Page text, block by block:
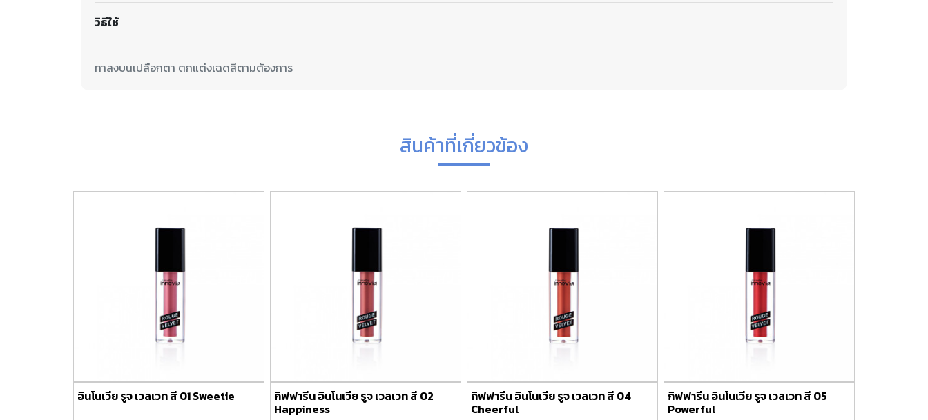
วิธีใช้
สินค้าที่เกี่ยวข้อง
อินโนเวีย รูจ เวลเวท สี 01 Sweetie กิฟฟารีน อินโนเวีย รูจ เวลเวท สี 02
Happiness
กิฟฟารีน อินโนเวีย รูจ เวลเวท สี 04
Cheerful
กิฟฟารีน อินโนเวีย รูจ เวลเวท สี 05
Powerful